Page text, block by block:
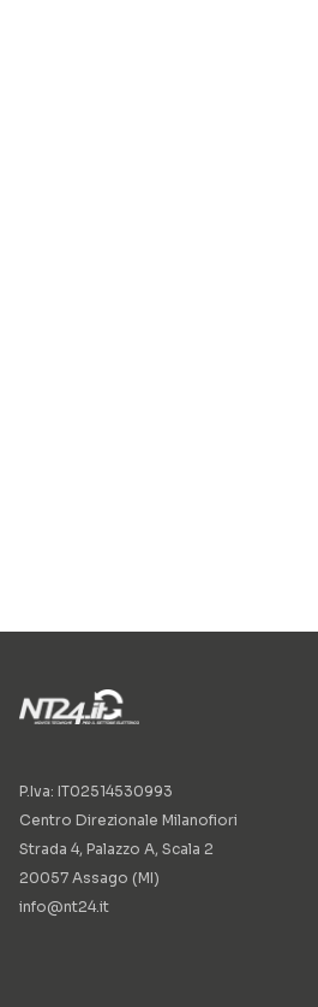
P.Iva: IT02514530993
Centro Direzionale Milanofiori
Strada 4, Palazzo A, Scala 2
20057 Assago (MI)
info@nt24.it